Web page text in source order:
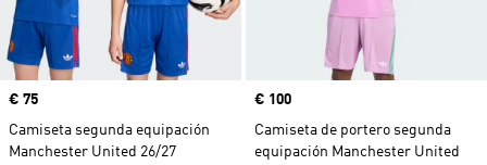
Precio
€ 75
Camiseta segunda equipación
Manchester United 26/27
Precio
€ 100
Camiseta de portero segunda
equipación Manchester United